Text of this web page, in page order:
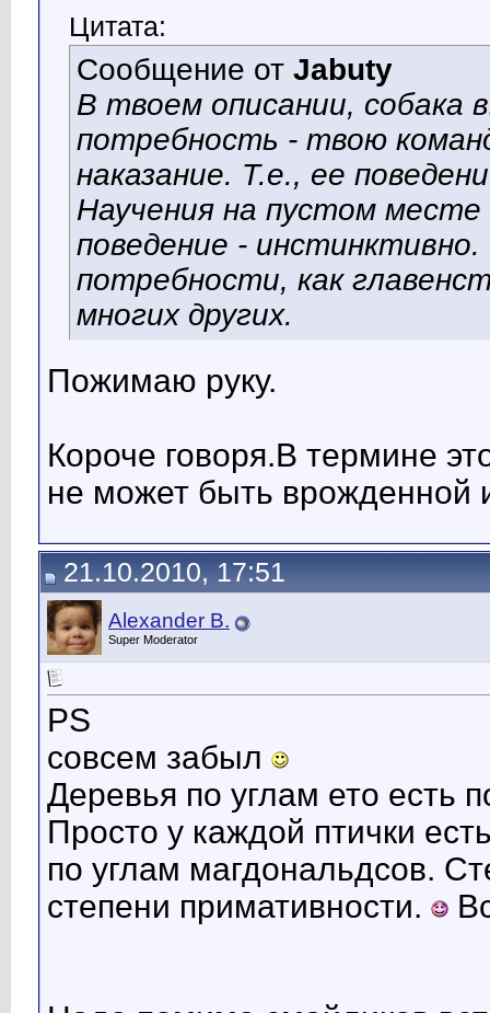
Цитата:
Сообщение от Jabuty
В твоем описании, собака
потребность - твою
наказание. Т.е., ее
Научения на пустом
поведение -
потребности, как
многих других.
Пожимаю руку.
Короче говоря.В термине
не может быть врожденной
21.10.2010, 17:51
Alexander B.
Super Moderator
PS
совсем забыл
Деревья по углам ето есть
Просто у каждой птички
по углам магдональдсов.
степени примативности.